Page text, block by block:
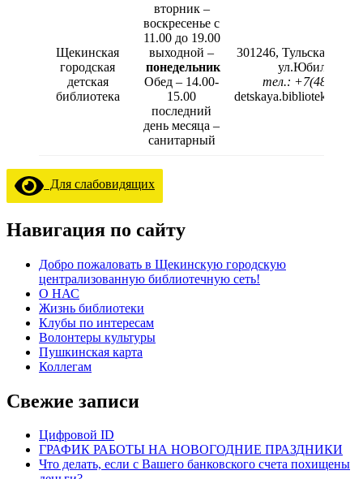
Щекинская
городская
детская
библиотека
вторник –
воскресенье с
11.00 до 19.00
выходной –
понедельник
Обед – 14.00-
15.00
последний
день месяца –
санитарный
301246, Тульская
ул.Юбилейная,
тел.: +7(48751)
Для слабовидящих
Навигация по сайту
Добро пожаловать в Щекинскую городскую
централизованную библиотечную сеть!
О НАС
Жизнь библиотеки
Клубы по интересам
Волонтеры культуры
Пушкинская карта
Коллегам
Свежие записи
Цифровой ID
ГРАФИК РАБОТЫ НА НОВОГОДНИЕ ПРАЗДНИКИ
Что делать, если с Вашего банковского счета похищены